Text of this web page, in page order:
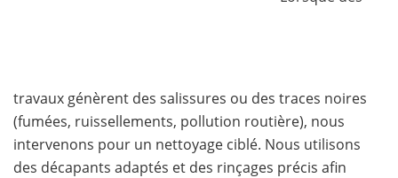
travaux génèrent des salissures ou des traces noires
(fumées, ruissellements, pollution routière), nous
intervenons pour un nettoyage ciblé. Nous utilisons
des décapants adaptés et des rinçages précis afin